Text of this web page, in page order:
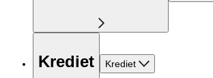
Krediet Krediet